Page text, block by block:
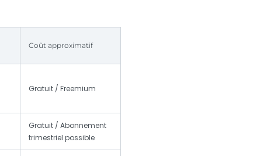
Coût approximatif
Gratuit / Freemium
Gratuit / Abonnement
trimestriel possible